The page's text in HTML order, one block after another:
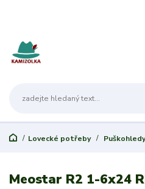
Lovecké potřeby Puškohledy
Meostar R2 1-6x24